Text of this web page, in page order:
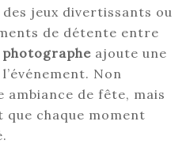
jeux divertissants ou
de détente entre
photographe ajoute une
Non
ambiance de fête, mais
chaque moment